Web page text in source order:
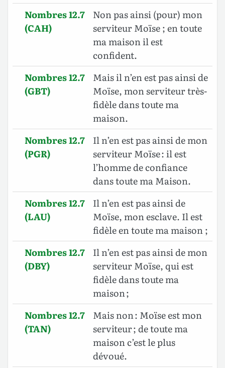
Nombres 12.7
(CAH)
Non pas ainsi (pour) mon
serviteur Moïse ; en toute
ma maison il est
confident.
Nombres 12.7
(GBT)
Mais il n’en est pas ainsi de
Moïse, mon serviteur très-
fidèle dans toute ma
maison.
Nombres 12.7
(PGR)
Il n’en est pas ainsi de mon
serviteur Moïse : il est
l’homme de confiance
dans toute ma Maison.
Nombres 12.7
(LAU)
Il n’en est pas ainsi de
Moïse, mon esclave. Il est
fidèle en toute ma maison ;
Nombres 12.7
(DBY)
Il n’en est pas ainsi de mon
serviteur Moïse, qui est
fidèle dans toute ma
maison ;
Nombres 12.7
(TAN)
Mais non : Moïse est mon
serviteur ; de toute ma
maison c’est le plus
dévoué.